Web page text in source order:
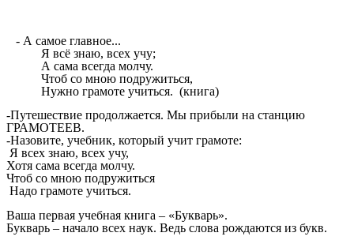
- А самое главное...
Я всё знаю, всех учу;
А сама всегда молчу.
Чтоб со мною подружиться,
Нужно грамоте учиться. (книга)
-Путешествие продолжается. Мы прибыли на станцию
ГРАМОТЕЕВ.
-Назовите, учебник, который учит грамоте:
Я всех знаю, всех учу,
Хотя сама всегда молчу.
Чтоб со мною подружиться
Надо грамоте учиться.
Ваша первая учебная книга – «Букварь».
Букварь – начало всех наук. Ведь слова рождаются из букв.